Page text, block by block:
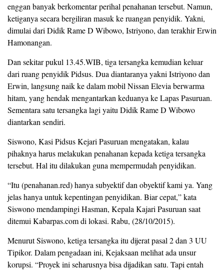
enggan banyak berkomentar perihal penahanan tersebut. Namun,
ketiganya secara bergiliran masuk ke ruangan penyidik. Yakni,
dimulai dari Didik Rame D Wibowo, Istriyono, dan terakhir Erwin
Hamonangan.
Dan sekitar pukul 13.45.WIB, tiga tersangka kemudian keluar
dari ruang penyidik Pidsus. Dua diantaranya yakni Istriyono dan
Erwin, langsung naik ke dalam mobil Nissan Elevia berwarma
hitam, yang hendak mengantarkan keduanya ke Lapas Pasuruan.
Sementara satu tersangka lagi yaitu Didik Rame D Wibowo
diantarkan sendiri.
Siswono, Kasi Pidsus Kejari Pasuruan mengatakan, kalau
pihaknya harus melakukan penahanan kepada ketiga tersangka
tersebut. Hal itu dilakukan guna mempermudah penyidikan.
“Itu (penahanan.red) hanya subyektif dan obyektif kami ya. Yang
jelas hanya untuk kepentingan penyidikan. Biar cepat,” kata
Siswono mendampingi Hasman, Kepala Kajari Pasuruan saat
ditemui Kabarpas.com di lokasi. Rabu, (28/10/2015).
Menurut Siswono, ketiga tersangka itu dijerat pasal 2 dan 3 UU
Tipikor. Dalam pengadaan ini, Kejaksaan melihat ada unsur
korupsi. “Proyek ini seharusnya bisa dijadikan satu. Tapi entah